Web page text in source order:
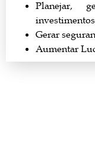
Planejar,
Gerar
Aumentar